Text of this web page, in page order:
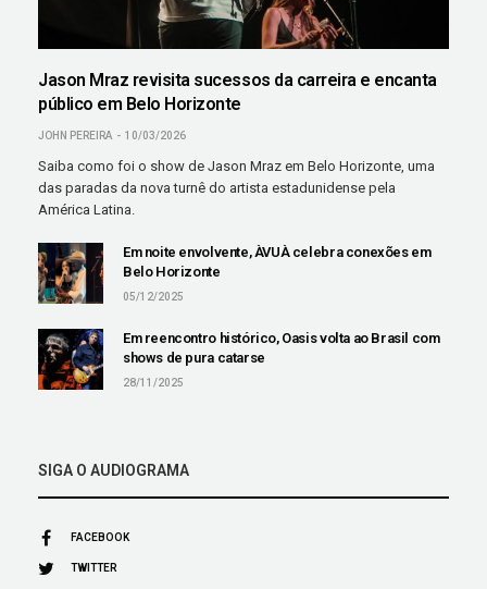
Jason Mraz revisita sucessos da carreira e encanta
público em Belo Horizonte
JOHN PEREIRA 10/03/2026
Saiba como foi o show de Jason Mraz em Belo Horizonte, uma
das paradas da nova turnê do artista estadunidense pela
América Latina.
Em noite envolvente, ÀVUÀ celebra conexões em
Belo Horizonte
05/12/2025
Em reencontro histórico, Oasis volta ao Brasil com
shows de pura catarse
28/11/2025
SIGA O AUDIOGRAMA
FACEBOOK
TWITTER